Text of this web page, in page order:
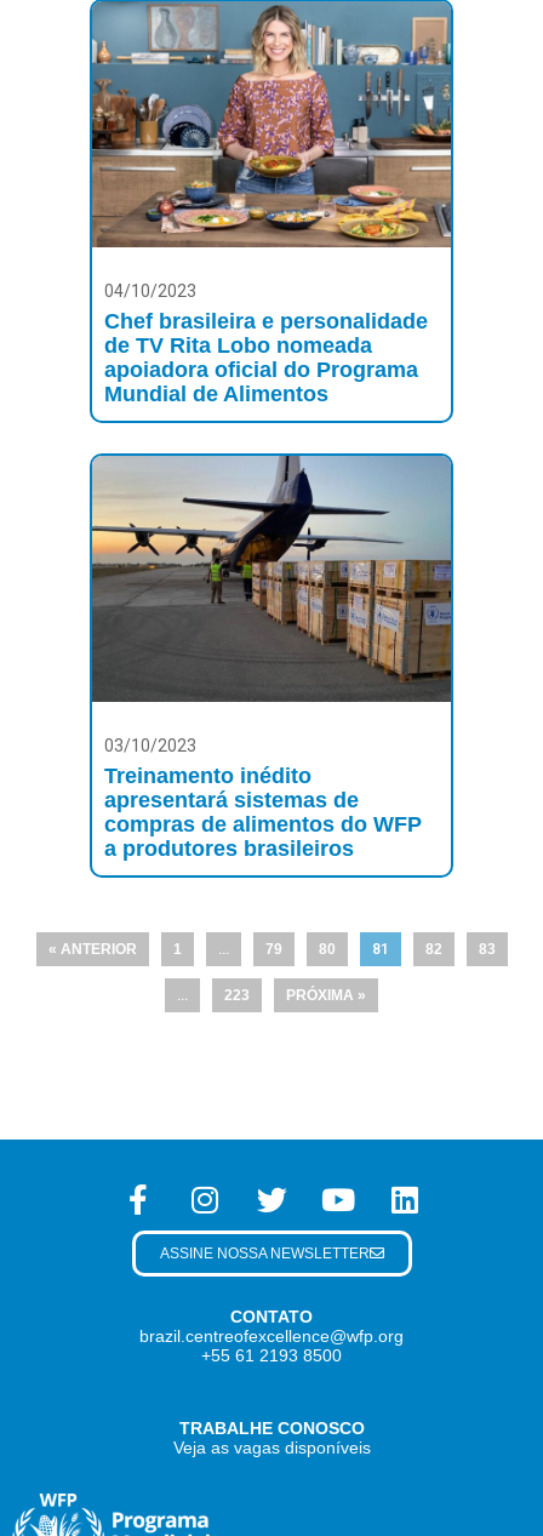
04/10/2023
Chef brasileira e personalidade
de TV Rita Lobo nomeada
apoiadora oficial do Programa
Mundial de Alimentos
03/10/2023
Treinamento inédito
apresentará sistemas de
compras de alimentos do WFP
a produtores brasileiros
« ANTERIOR 1 79 80 81 82 83
223 PRÓXIMA »
CONTATO
brazil.centreofexcellence@wfp.org
+55 61 2193 8500
TRABALHE CONOSCO
Veja as vagas disponíveis
ASSINE NOSSA NEWSLETTER